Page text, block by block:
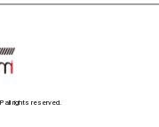
all rights reserved.